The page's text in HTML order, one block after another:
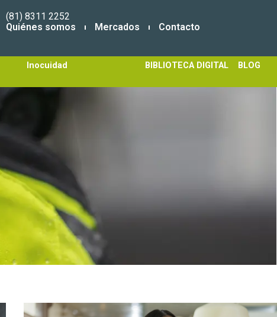
(81) 8311 2252
Quiénes somos
Mercados Contacto
Inocuidad BIBLIOTECA DIGITAL BLOG